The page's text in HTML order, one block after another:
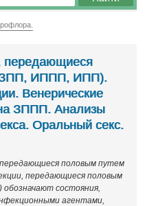
передающиеся
ЗПП, ИППП, ИПП).
Венерические
ЗППП. Анализы
Оральный секс.
половым путем
передающиеся половым
состояния,
агентами,